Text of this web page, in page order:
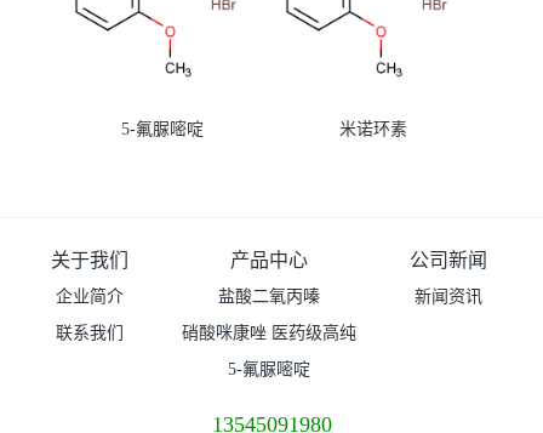
5-氟脲嘧啶 米诺环素
关于我们
企业简介
联系我们
产品中心
盐酸二氧丙嗪
硝酸咪康唑 医药级高纯
度99%原粉
5-氟脲嘧啶
公司新闻
新闻资讯
13545091980